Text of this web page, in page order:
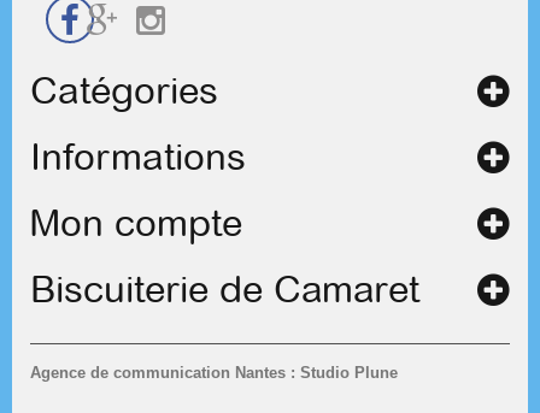
Catégories
Informations
Agence de communication Nantes : Studio Plune
Mon compte
Biscuiterie de Camaret